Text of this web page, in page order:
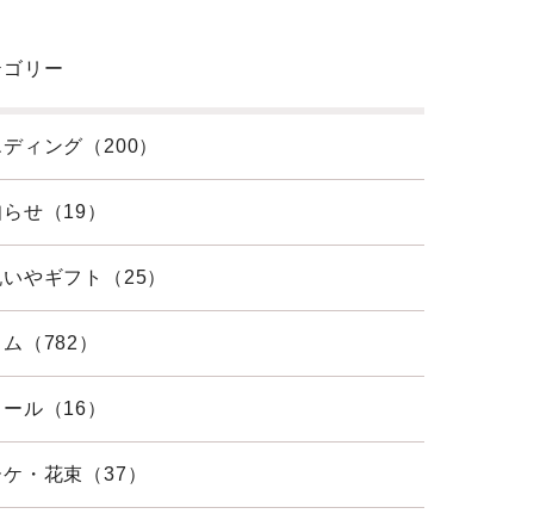
リー
ィング（200）
せ（19）
やギフト（25）
（782）
ル（16）
・花束（37）